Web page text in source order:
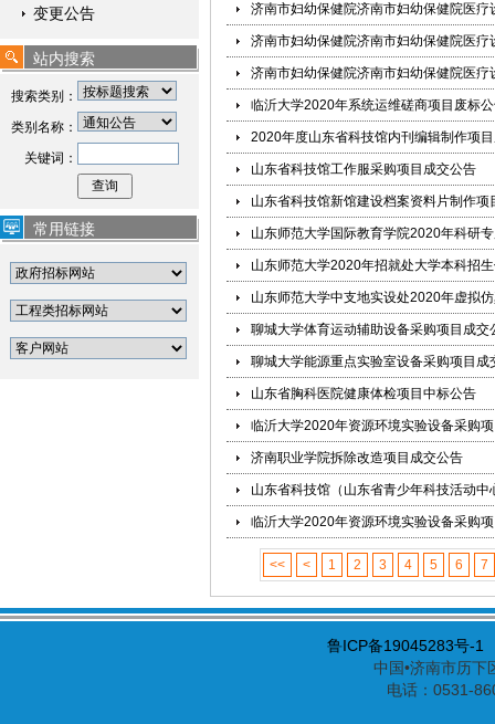
变更公告
站内搜索
搜索类别：
类别名称：
关键词：
常用链接
济南市妇幼保健院济南市妇幼保健院医疗
济南市妇幼保健院济南市妇幼保健院医疗
济南市妇幼保健院济南市妇幼保健院医疗
临沂大学2020年系统运维磋商项目废标
2020年度山东省科技馆内刊编辑制作项
山东省科技馆工作服采购项目成交公告
山东省科技馆新馆建设档案资料片制作项
山东师范大学国际教育学院2020年科研
山东师范大学2020年招就处大学本科招
山东师范大学中支地实设处2020年虚拟
聊城大学体育运动辅助设备采购项目成交
聊城大学能源重点实验室设备采购项目成
山东省胸科医院健康体检项目中标公告
临沂大学2020年资源环境实验设备采购
济南职业学院拆除改造项目成交公告
山东省科技馆（山东省青少年科技活动
临沂大学2020年资源环境实验设备采购
<< < 1 2 3 4 5 6 7
鲁ICP备19045283号-1
中国•济南市历
电话：0531-